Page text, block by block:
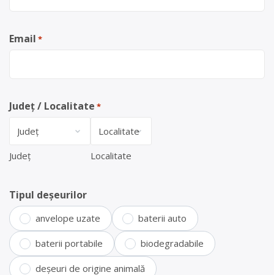
Email *
Județ / Localitate *
Județ Localitate
Tipul deșeurilor
anvelope uzate baterii auto
baterii portabile biodegradabile
deșeuri de origine animală